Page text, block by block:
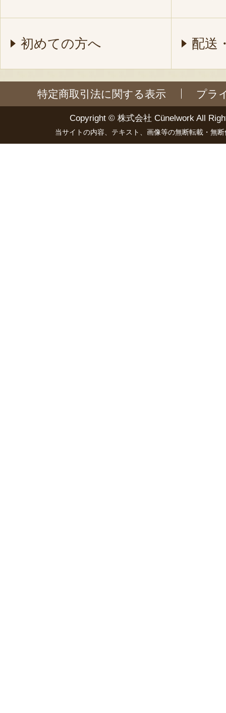
初めての方へ 配送
特定商取引法に関する表示 プラ
Copyright © 株式会社 Cünelwork All
当サイトの内容、テキスト、画像等の無断転載・無